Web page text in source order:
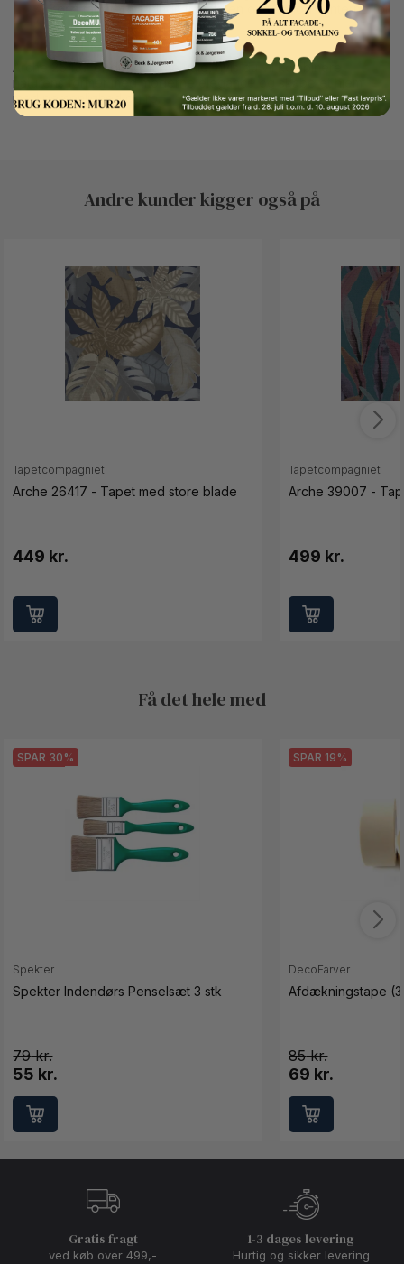
Børst tapetet på plads fra midten og ud mod kanterne for
at undgå luftbobler.
Arche 26437 er det oplagte valg, hvis du vil kombinere
naturens former med moderne elegance og skabe et hjem
med personlighed og ro.
Andre kunder kigger også på
Tapetcompagniet
Arche 26417 - Tapet med store blade
449 kr.
Tapetcompagniet
Arche 39007 -
499 kr.
Få det hele med
SPAR 30%
Spekter
Spekter Indendørs Penselsæt 3 stk
79
55 kr.
SPAR 19%
DecoFarver
Afdækningstape
85
69 kr.
Gratis fragt
ved køb over 499,-
1-3 dages levering
Hurtig og sikker levering